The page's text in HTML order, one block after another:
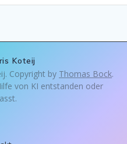
Koteij
Copyright by Thomas Bock.
von KI entstanden oder